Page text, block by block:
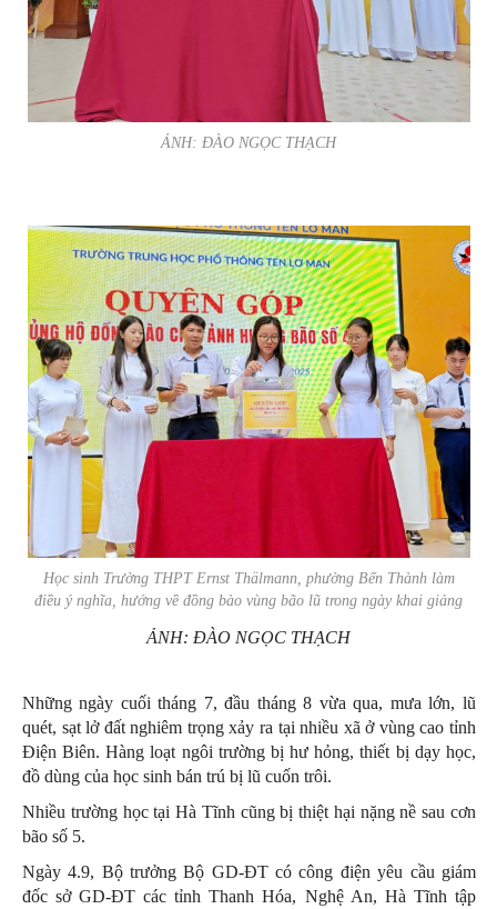
ẢNH: ĐÀO NGỌC THẠCH
Học sinh Trường THPT Ernst Thälmann, phường Bến Thành làm
điều ý nghĩa, hướng về đồng bào vùng bão lũ trong ngày khai giảng
ẢNH: ĐÀO NGỌC THẠCH
Những ngày cuối tháng 7, đầu tháng 8 vừa qua, mưa lớn, lũ
quét, sạt lở đất nghiêm trọng xảy ra tại nhiều xã ở vùng cao tỉnh
Điện Biên. Hàng loạt ngôi trường bị hư hỏng, thiết bị dạy học,
đồ dùng của học sinh bán trú bị lũ cuốn trôi.
Nhiều trường học tại Hà Tĩnh cũng bị thiệt hại nặng nề sau cơn
bão số 5.
Ngày 4.9, Bộ trưởng Bộ GD-ĐT có công điện yêu cầu giám
đốc sở GD-ĐT các tỉnh Thanh Hóa, Nghệ An, Hà Tĩnh tập